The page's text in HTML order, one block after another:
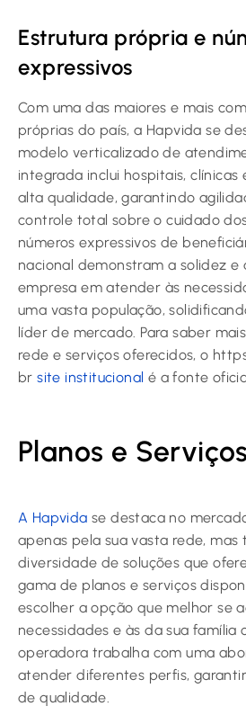
Estrutura própria e
expressivos
Com uma das maiores e mais
próprias do país, a Hapvida se
modelo verticalizado de
integrada inclui hospitais, clínicas
alta qualidade, garantindo
controle total sobre o cuidado
números expressivos de
nacional demonstram a solidez
empresa em atender às
uma vasta população,
líder de mercado. Para saber
rede e serviços oferecidos, o
brsite institucional é a fonte
Planos e
A Hapvida se destaca no
apenas pela sua vasta rede,
diversidade de soluções que
gama de planos e serviços
escolher a opção que melhor se
necessidades e às da sua família
operadora trabalha com uma
atender diferentes perfis,
de qualidade.